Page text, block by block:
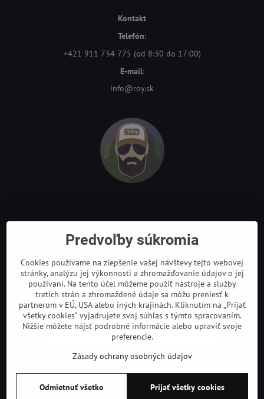
Kontakt
Telefón:
+421 911 734 775 (od 8:30 do 17:00)
E-mail:
info@roy.sk
©2026Copyright
Predvoľby súkromia
Zásady ochrany osobných údajov
Predvoľby súkromia
Cookies používame na zlepšenie vašej návštevy tejto webovej
stránky, analýzu jej výkonnosti a zhromažďovanie údajov o jej
používaní. Na tento účel môžeme použiť nástroje a služby
tretích strán a zhromaždené údaje sa môžu preniesť k
partnerom v EÚ, USA alebo iných krajinách. Kliknutím na „Prijať
všetky cookies“ vyjadrujete svoj súhlas s týmto spracovaním.
Nižšie môžete nájsť podrobné informácie alebo upraviť svoje
preferencie.
Zásady ochrany osobných údajov
Prijať všetky cookies
Odmietnuť všetko